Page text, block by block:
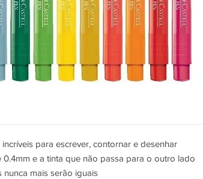
para escrever, contornar e desenhar
e a tinta que não passa para o outro lado
nunca mais serão iguais